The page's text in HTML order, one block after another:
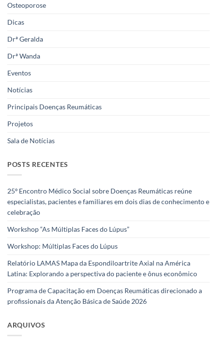
Osteoporose
Dicas
Drª Geralda
Drª Wanda
Eventos
Notícias
Principais Doenças Reumáticas
Projetos
Sala de Notícias
POSTS RECENTES
25º Encontro Médico Social sobre Doenças Reumáticas reúne
especialistas, pacientes e familiares em dois dias de conhecimento e
celebração
Workshop “As Múltiplas Faces do Lúpus”
Workshop: Múltiplas Faces do Lúpus
Relatório LAMAS Mapa da Espondiloartrite Axial na América
Latina: Explorando a perspectiva do paciente e ônus econômico
Programa de Capacitação em Doenças Reumáticas direcionado a
profissionais da Atenção Básica de Saúde 2026
ARQUIVOS